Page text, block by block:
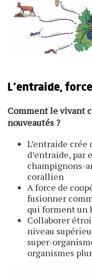
L’entraide,
Comment le vivant
nouveautés ?
L’entraide
d’entraide, par
champignons-
corallien
A force de
fusionner
qui forment un
Collaborer
niveau
super-
organismes